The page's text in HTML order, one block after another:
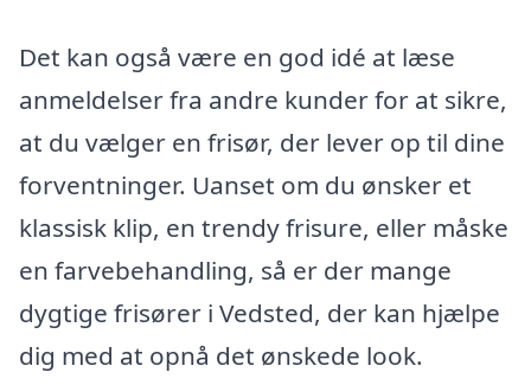
Det kan også være en god idé at læse
anmeldelser fra andre kunder for at sikre,
at du vælger en frisør, der lever op til dine
forventninger. Uanset om du ønsker et
klassisk klip, en trendy frisure, eller måske
en farvebehandling, så er der mange
dygtige frisører i Vedsted, der kan hjælpe
dig med at opnå det ønskede look.